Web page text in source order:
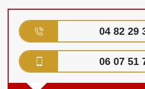
04 82 29
06 07 51